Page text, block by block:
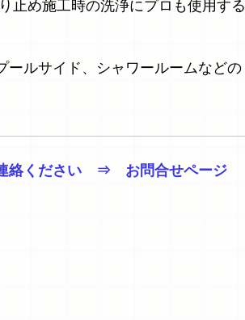
止め施工時の洗浄にプロも使用する
ールサイド、シャワールームなどの
連絡ください ⇒ お問合せページ